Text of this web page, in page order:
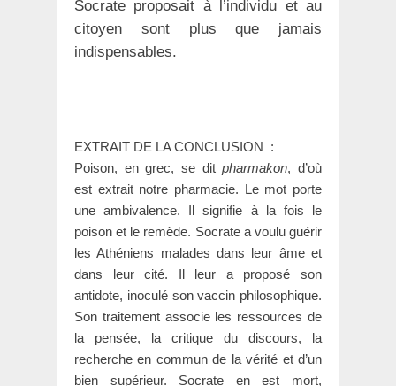
Socrate proposait à l’individu et au
citoyen sont plus que jamais
indispensables.
EXTRAIT DE LA CONCLUSION :
Poison, en grec, se ditpharmakon, d’où
est extrait notre pharmacie. Le mot porte
une ambivalence. Il signifie à la fois le
poison et le remède. Socrate a voulu guérir
les Athéniens malades dans leur âme et
dans leur cité. Il leur a proposé son
antidote, inoculé son vaccin philosophique.
Son traitement associe les ressources de
la pensée, la critique du discours, la
recherche en commun de la vérité et d’un
bien supérieur. Socrate en est mort,